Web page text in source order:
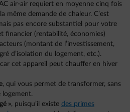
air-air requiert en moyenne cinq fois
même demande de chaleur. C’est
pas encore substantiel pour votre
financier (rentabilité, économies)
(montant de l’investissement,
d’isolation du logement, etc.).
cet appareil peut chauffer en hiver
, qui vous permet de transformer, sans
logement.
», puisqu’il existe des primes